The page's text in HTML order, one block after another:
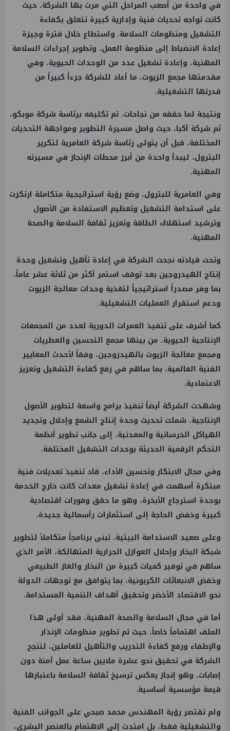
في واحدة من أصعب المراحل التي مرت بها الشركة، حيث
كانت تواجه تحديات فنية وإدارية كبيرة تتعلق بكفاءة
التشغيل ومنظومات السلامة. واستطاع خلال فترة وجيزة
إعادة الانضباط إلى منظومة العمل، وتطوير إجراءات السلامة
المهنية، وإعادة تشغيل عدد من الوحدات الحيوية، وفي
مقدمتها مجمع الزيوت، ما أعاد للشركة جزءاً كبيراً من
قدرتها التشغيلية.
ونتيجة لما حققه من نجاحات، تم تكليفه برئاسة شركة موبكو،
ثم شركة أكبا، حيث واصل مسيرة التطوير ومواجهة التحديات
المختلفة، قبل أن يتولى رئاسة شركة العامرية لتكرير
البترول، ليبدأ واحدة من أبرز محطات الإنجاز في مسيرته
المهنية.
وفي العامرية للبترول، وضع رؤية استراتيجية متكاملة ارتكزت
على استدامة التشغيل وتعظيم الاستفادة من الأصول
وترشيد استهلاك الطاقة وتعزيز ثقافة السلامة والصحة
المهنية.
وتحت قيادته نجحت الشركة في إعادة تأهيل وتشغيل وحدة
إنتاج الهيدروجين بعد توقف استمر أكثر من ثلاثة عشر عاماً،
بما وفر مصدراً استراتيجياً لتغذية وحدات معالجة الزيوت
ودعم استقرار العمليات التشغيلية.
كما أشرف على تنفيذ العمرات الدورية لعدد من المجمعات
الإنتاجية الحيوية، من بينها مجمع التحسين والعطريات
ومجمع معالجة الزيوت بالهيدروجين، وفقاً لأحدث المعايير
الفنية العالمية، بما ساهم في رفع كفاءة التشغيل وتعزيز
الاعتمادية.
وشهدت الشركة أيضاً تنفيذ برامج واسعة لتطوير الأصول
الإنتاجية، شملت تحديث وحدة إنتاج الشمع وإحلال وتجديد
الهياكل الخرسانية والمعدنية، إلى جانب تطوير أنظمة
التحكم الرقمية الحديثة بوحدات التشغيل المختلفة.
وفي مجال الابتكار وتحسين الأداء، قاد تنفيذ تعديلات فنية
مبتكرة أسهمت في إعادة تشغيل معدات كانت خارج الخدمة
بوحدة استرجاع الأبخرة، وهو ما حقق وفورات اقتصادية
كبيرة وخفض الحاجة إلى استثمارات رأسمالية جديدة.
وعلى صعيد الاستدامة البيئية، تبنى برنامجاً متكاملاً لتطوير
شبكة البخار وإحلال العوازل الحرارية المتهالكة، الأمر الذي
ساهم في توفير كميات كبيرة من البخار والغاز الطبيعي
وخفض الانبعاثات الكربونية، بما يتوافق مع توجهات الدولة
نحو الاقتصاد الأخضر وتحقيق أهداف التنمية المستدامة.
أما في مجال السلامة والصحة المهنية، فقد أولى هذا
الملف اهتماماً خاصاً، حيث تم تطوير منظومات الإنذار
والإطفاء ورفع كفاءة التدريب والتأهيل للعاملين، لتنجح
الشركة في تحقيق نحو عشرة ملايين ساعة عمل آمنة دون
إصابات، وهو إنجاز يعكس ترسيخ ثقافة السلامة باعتبارها
قيمة مؤسسية أساسية.
ولم تقتصر رؤية المهندس محمد صبحي على الجوانب الفنية
والتشغيلية فقط، بل امتدت إلى الاهتمام بالعنصر البشري،